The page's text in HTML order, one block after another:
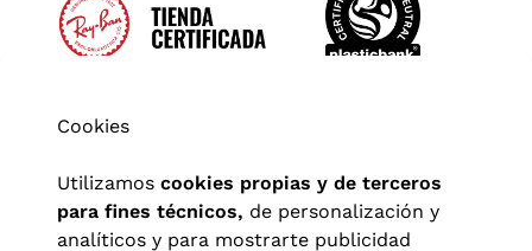
Cookies
Utilizamos cookies propias y de terceros
para fines técnicos, de personalización y
analíticos y para mostrarte publicidad